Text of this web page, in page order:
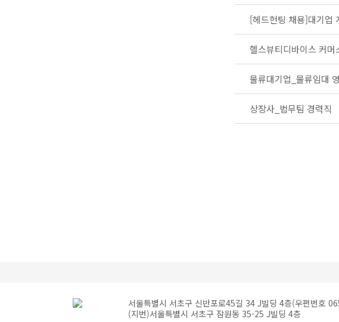
헬스뷰티디바이스 커머
물류대기업_물류임대
상장사_법무팀 경력직
서울특별시 서초구 신반포로45길 34 J빌딩 4층(우편번
(지번)서울특별시 서초구 잠원동 35-25 J빌딩 4층